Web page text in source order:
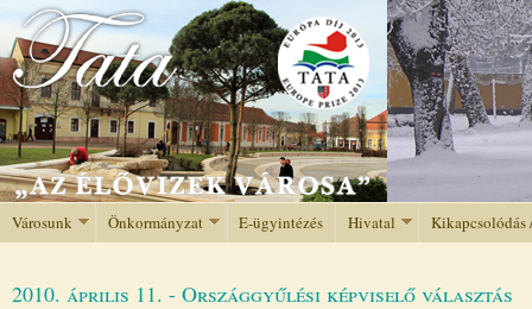
Jump to navigation
Városunk Önkormányzat E-ügyintézés Hivatal Kikapcsolódás
2010. április 11. - Országgyűlési képviselő választás